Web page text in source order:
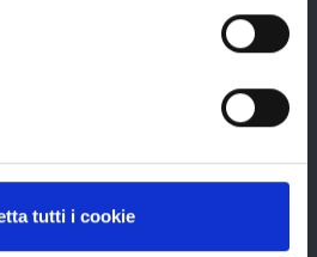
tutti i cookie